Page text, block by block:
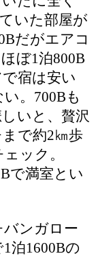
いた部屋が
だがエアコ
ぼ1泊800B
宿は安い
。700Bも
いと、贅沢
で約2㎞歩
ック。
で満室とい
ンガロー
泊1600Bの